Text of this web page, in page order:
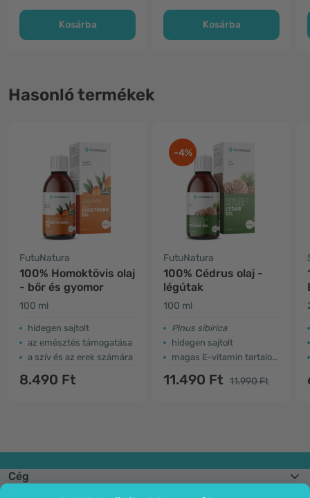
Kosárba Kosárba
Hasonló termékek
FutuNatura
100% Homoktövis olaj
- bőr és gyomor
100 ml
hidegen sajtolt
az emésztés támogatása
a szív és az erek számára
8.490 Ft
-4%
FutuNatura
100% Cédrus olaj -
légútak
100 ml
Pinus sibirica
hidegen sajtolt
magas E-vitamin tartalom
11.490 Ft 11.990 Ft
Cég